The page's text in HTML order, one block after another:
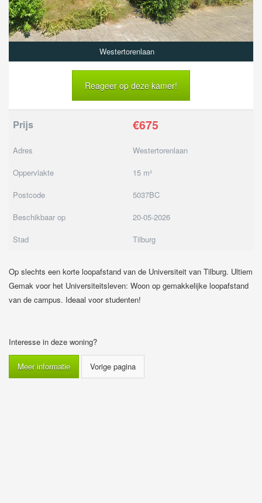
Westertorenlaan
Reageer op deze kamer!
Prijs €675
Adres
Westertorenlaan
Oppervlakte
15 m²
Postcode
5037BC
Beschikbaar op
20-05-2026
Stad
Tilburg
Op slechts een korte loopafstand van de Universiteit van Tilburg. Ultiem
Gemak voor het Universiteitsleven: Woon op gemakkelijke loopafstand
van de campus. Ideaal voor studenten!
Interesse in deze woning?
Meer informatie